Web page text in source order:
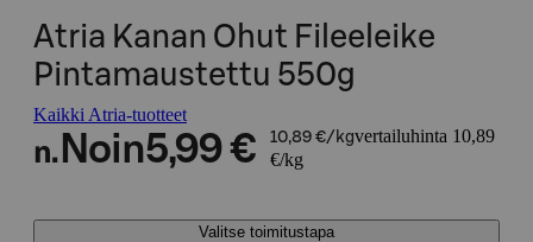
Atria Kanan Ohut Fileeleike
Pintamaustettu 550g
Kaikki Atria-tuotteet
n. Noin5,99 € 10,89 €/kgvertailuhinta 10,89
€/kg
Valitse toimitustapa